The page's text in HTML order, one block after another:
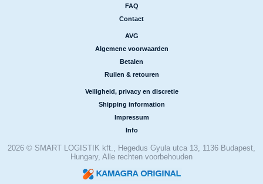
FAQ
Contact
AVG
Algemene voorwaarden
Betalen
Ruilen & retouren
Veiligheid, privacy en discretie
Shipping information
Impressum
Info
2026 © SMART LOGISTIK kft., Hegedus Gyula utca 13, 1136 Budapest,
Hungary, Alle rechten voorbehouden